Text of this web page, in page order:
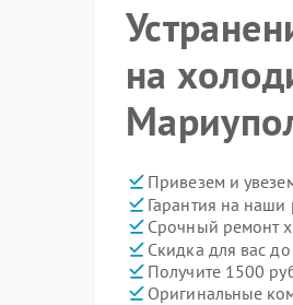
на
Привезем и
Гарантия на
Срочный ремонт
Скидка для вас до
Получите 1500
Оригинальные